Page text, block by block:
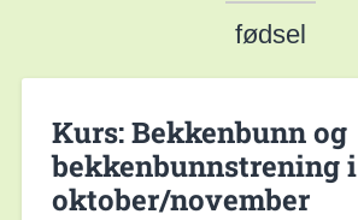
fødsel
Kurs: Bekkenbunn og
bekkenbunnstrening i
oktober/november